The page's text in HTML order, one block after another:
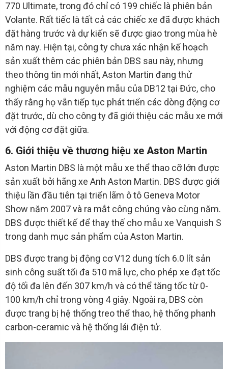
770 Ultimate, trong đó chỉ có 199 chiếc là phiên bản
Volante. Rất tiếc là tất cả các chiếc xe đã được khách
đặt hàng trước và dự kiến sẽ được giao trong mùa hè
năm nay. Hiện tại, công ty chưa xác nhận kế hoạch
sản xuất thêm các phiên bản DBS sau này, nhưng
theo thông tin mới nhất, Aston Martin đang thử
nghiệm các mẫu nguyên mẫu của DB12 tại Đức, cho
thấy rằng họ vẫn tiếp tục phát triển các dòng động cơ
đặt trước, dù cho công ty đã giới thiệu các mẫu xe mới
với động cơ đặt giữa.
6. Giới thiệu về thương hiệu xe Aston Martin
Aston Martin DBS là một mẫu xe thể thao cỡ lớn được
sản xuất bởi hãng xe Anh Aston Martin. DBS được giới
thiệu lần đầu tiên tại triển lãm ô tô Geneva Motor
Show năm 2007 và ra mắt công chúng vào cùng năm.
DBS được thiết kế để thay thế cho mẫu xe Vanquish S
trong danh mục sản phẩm của Aston Martin.
DBS được trang bị động cơ V12 dung tích 6.0 lít sản
sinh công suất tối đa 510 mã lực, cho phép xe đạt tốc
độ tối đa lên đến 307 km/h và có thể tăng tốc từ 0-
100 km/h chỉ trong vòng 4 giây. Ngoài ra, DBS còn
được trang bị hệ thống treo thể thao, hệ thống phanh
carbon-ceramic và hệ thống lái điện tử.